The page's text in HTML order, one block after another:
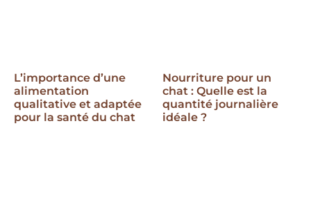
L’importance d’une
alimentation
qualitative et adaptée
pour la santé du chat
Nourriture pour un
chat : Quelle est la
quantité journalière
idéale ?